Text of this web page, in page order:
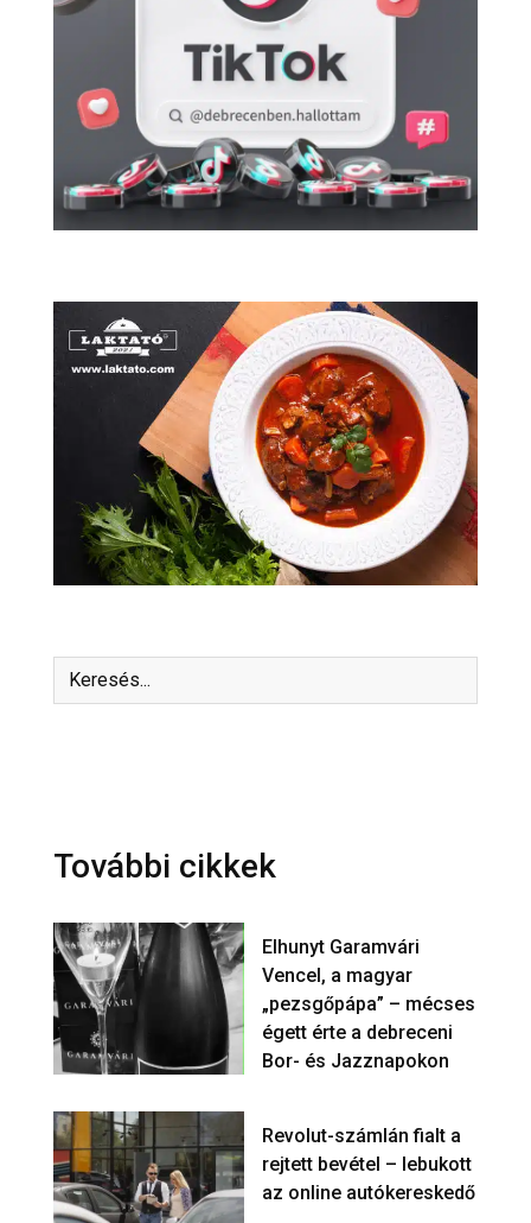
További cikkek
Elhunyt Garamvári
Vencel, a magyar
„pezsgőpápa” – mécses
égett érte a debreceni
Bor- és Jazznapokon
Revolut-számlán fialt a
rejtett bevétel – lebukott
az online autókereskedő